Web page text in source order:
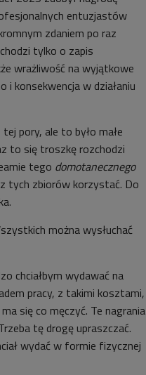
entuzjastów
zdaniem po raz
tylko o zapis
wrażliwość na wyjątkowe
i konsekwencja w działaniu
tej pory, ale to było małe
to się troszkę rozchodzi
tego domotanecznego
tych zbiorów korzystać. Do
można wysłuchać
chciałbym wydawać na
pracy, z takimi kosztami,
się co męczyć. Te nagrania
tę drogę upraszczać.
wydać w formie fizycznej